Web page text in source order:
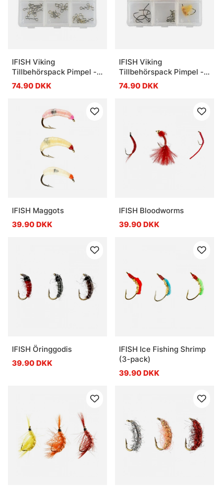
IFISH Viking
Tillbehörspack Pimpel -
Abborre
74.90 DKK
IFISH Viking
Tillbehörspack Pimpel -
Char/Rainbow
74.90 DKK
IFISH Maggots
39.90 DKK
IFISH Bloodworms
39.90 DKK
IFISH Öringgodis
39.90 DKK
IFISH Ice Fishing Shrimp
(3-pack)
39.90 DKK